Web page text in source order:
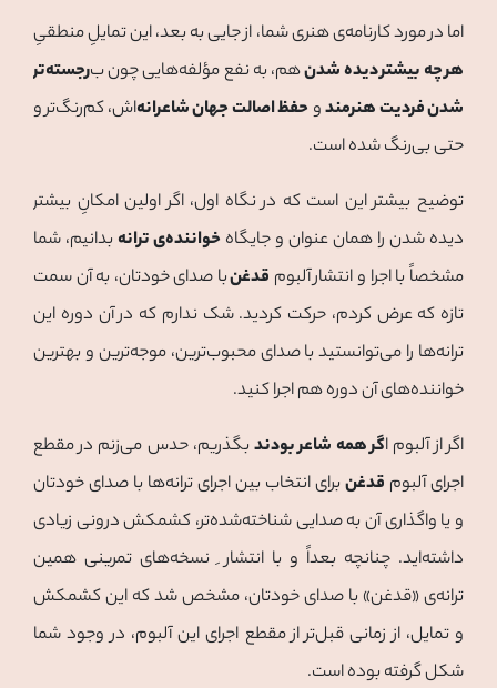
اما در مورد کارنامه‌ی هنری شما، از جایی به بعد، این تمایلِ منطقیِ
هر چه بیشتر دیده شدنهم، به نفع مؤلفه‌هایی چون برجسته‌تر
شدن فردیت هنرمندو حفظ اصالت جهان شاعرانه‌اش، کم‌رنگ‌تر و
حتی بی‌رنگ شده است.
توضیح بیشتر این است که در نگاه اول، اگر اولین امکانِ بیشتر
دیده شدن را همان عنوان و جایگاه خواننده‌ی ترانه بدانیم، شما
مشخصاً با اجرا و انتشار آلبوم قدغنبا صدای خودتان، به آن سمت
تازه که عرض کردم، حرکت کردید. شک ندارم که در آن دوره این
ترانه‌ها را می‌توانستید با صدای محبوب‌ترین، موجه‌ترین و بهترین
خواننده‌های آن دوره هم اجرا کنید.
اگر از آلبوم اگر همه شاعر بودند بگذریم، حدس می‌زنم در مقطع
اجرای آلبوم قدغن برای انتخاب بین اجرای ترانه‌ها با صدای خودتان
و یا واگذاری آن به صدایی شناخته‌شده‌تر، کشمکش درونی زیادی
داشته‌اید. چنانچه بعداً و با انتشار ِ نسخه‌های تمرینی همین
ترانه‌ی «قدغن» با صدای خودتان، مشخص شد که این کشمکش
و تمایل، از زمانی قبل‌تر از مقطع اجرای این آلبوم، در وجود شما
شکل گرفته بوده است.